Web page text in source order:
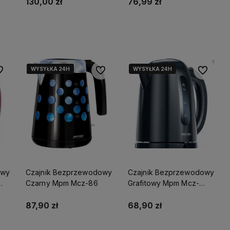
ulubionychWYSYŁKA 24H
WYSYŁKA 24H
WYSYŁKA 24H
Czajnik Bezprzewodowy
Czarny Mpm Mcz-86
87,90 zł
Do ulubionychWYSYŁKA 24H
Czajnik Bezprzewodowy
Grafitowy Mpm Mcz-
68,90 zł
Do